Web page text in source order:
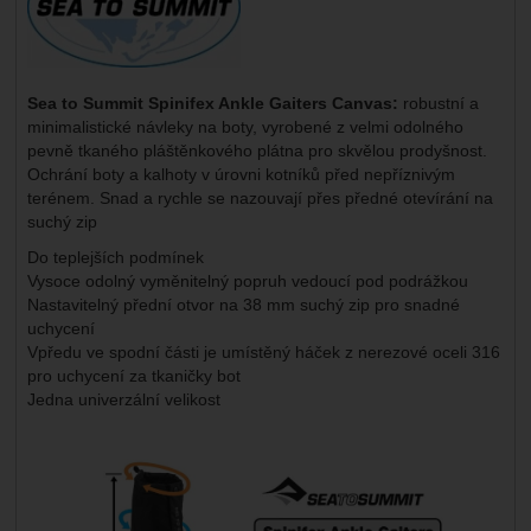
Sea to Summit Spinifex Ankle Gaiters Canvas: robustní a
minimalistické návleky na boty, vyrobené z velmi odolného
pevně tkaného pláštěnkového plátna pro skvělou prodyšnost.
Ochrání boty a kalhoty v úrovni kotníků před nepříznivým
terénem. Snad a rychle se nazouvají přes předné otevírání na
suchý zip
Do teplejších podmínek
Vysoce odolný vyměnitelný popruh vedoucí pod podrážkou
Nastavitelný přední otvor na 38 mm suchý zip pro snadné
uchycení
Vpředu ve spodní části je umístěný háček z nerezové oceli 316
pro uchycení za tkaničky bot
Jedna univerzální velikost